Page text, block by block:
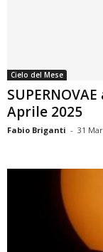
Cielo del Mese
Aprile 2025
Fabio Briganti - 31